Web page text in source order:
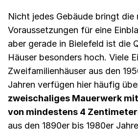
Nicht jedes Gebäude bringt die
Voraussetzungen für eine
aber gerade in Bielefeld ist die
Häuser besonders hoch. Viele
Zweifamilienhäuser aus den
Jahren verfügen hier häufig
zweischaliges Mauerwerk
von mindestens 4
aus den 1890er bis 1980er